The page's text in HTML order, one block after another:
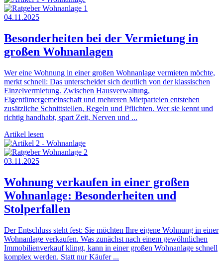
04.11.2025
Besonderheiten bei der Vermietung in
großen Wohnanlagen
Wer eine Wohnung in einer großen Wohnanlage vermieten möchte,
merkt schnell: Das unterscheidet sich deutlich von der klassischen
Einzelvermietung. Zwischen Hausverwaltung,
Eigentümergemeinschaft und mehreren Mietparteien entstehen
zusätzliche Schnittstellen, Regeln und Pflichten. Wer sie kennt und
richtig handhabt, spart Zeit, Nerven und ...
Artikel lesen
03.11.2025
Wohnung verkaufen in einer großen
Wohnanlage: Besonderheiten und
Stolperfallen
Der Entschluss steht fest: Sie möchten Ihre eigene Wohnung in einer
Wohnanlage verkaufen. Was zunächst nach einem gewöhnlichen
Immobilienverkauf klingt, kann in einer großen Wohnanlage schnell
komplex werden. Statt nur Käufer ...